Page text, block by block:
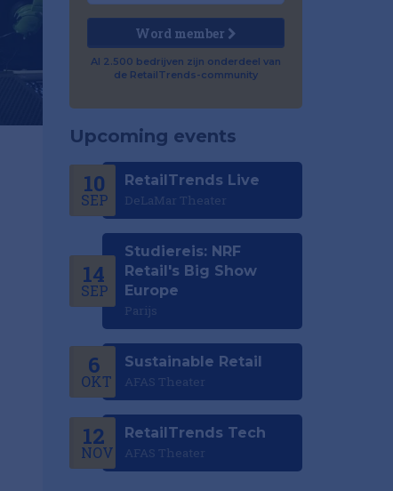
Word member
Al 2.500 bedrijven zijn onderdeel van
de RetailTrends-community
Upcoming events
10
SEP
RetailTrends Live
DeLaMar Theater
14
SEP
Studiereis: NRF
Retail's Big Show
Europe
Parijs
6
OKT
Sustainable Retail
AFAS Theater
12
NOV
RetailTrends Tech
AFAS Theater